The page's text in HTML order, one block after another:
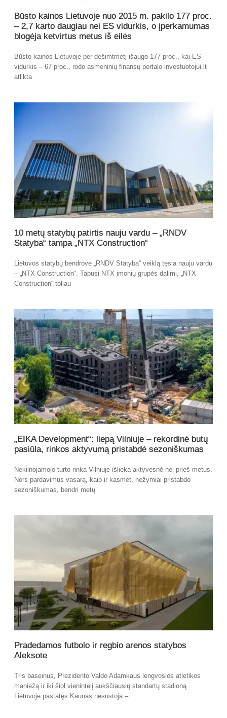
Būsto kainos Lietuvoje nuo 2015 m. pakilo 177 proc.
– 2,7 karto daugiau nei ES vidurkis, o įperkamumas
blogėja ketvirtus metus iš eilės
Būsto kainos Lietuvoje per dešimtmetį išaugo 177 proc., kai ES
vidurkis – 67 proc., rodo asmeninių finansų portalo investuotojui.lt
atlikta
10 metų statybų patirtis nauju vardu – „RNDV
Statyba“ tampa „NTX Construction“
Lietuvos statybų bendrovė „RNDV Statyba“ veiklą tęsia nauju vardu
– „NTX Construction“. Tapusi NTX įmonių grupės dalimi, „NTX
Construction“ toliau
„EIKA Development“: liepą Vilniuje – rekordinė butų
pasiūla, rinkos aktyvumą pristabdė sezoniškumas
Nekilnojamojo turto rinka Vilniuje išlieka aktyvesnė nei prieš metus.
Nors pardavimus vasarą, kaip ir kasmet, nežymiai pristabdo
sezoniškumas, bendri metų
Pradedamos futbolo ir regbio arenos statybos
Aleksote
Tris baseinus, Prezidento Valdo Adamkaus lengvosios atletikos
maniežą ir iki šiol vienintelį aukščiausių standartų stadioną
Lietuvoje pastatęs Kaunas nesustoja –